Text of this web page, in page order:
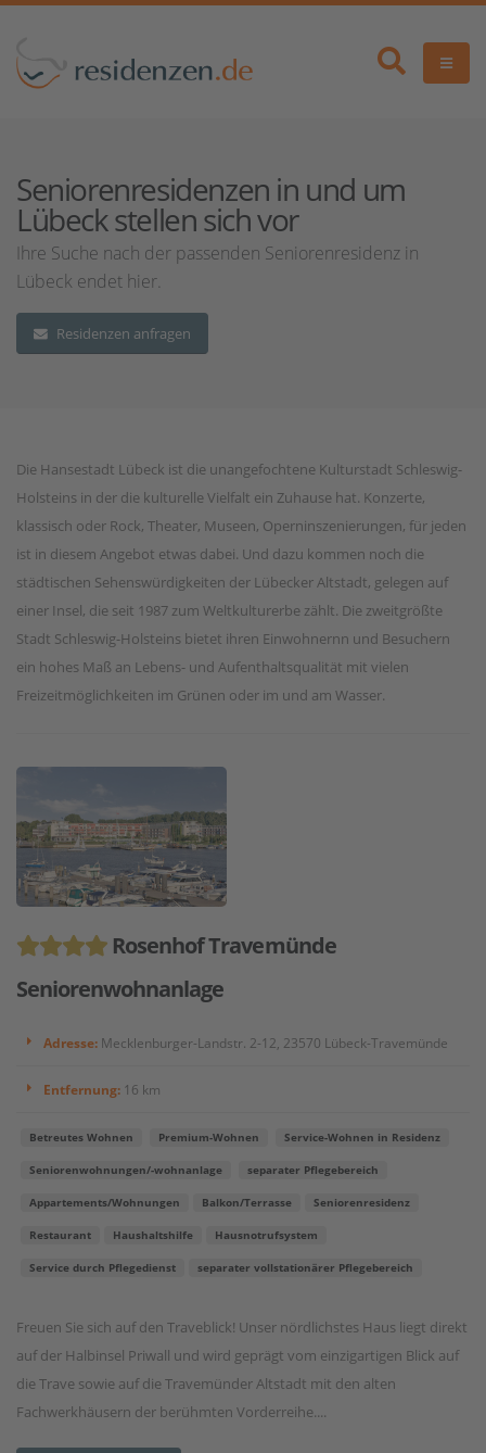
Seniorenresidenzen in und um
Lübeck stellen sich vor
Ihre Suche nach der passenden Seniorenresidenz in
Lübeck endet hier.
Residenzen anfragen
Die Hansestadt Lübeck ist die unangefochtene Kulturstadt Schleswig-
Holsteins in der die kulturelle Vielfalt ein Zuhause hat. Konzerte,
klassisch oder Rock, Theater, Museen, Operninszenierungen, für jeden
ist in diesem Angebot etwas dabei. Und dazu kommen noch die
städtischen Sehenswürdigkeiten der Lübecker Altstadt, gelegen auf
einer Insel, die seit 1987 zum Weltkulturerbe zählt. Die zweitgrößte
Stadt Schleswig-Holsteins bietet ihren Einwohnernn und Besuchern
ein hohes Maß an Lebens- und Aufenthaltsqualität mit vielen
Freizeitmöglichkeiten im Grünen oder im und am Wasser.
Rosenhof Travemünde
Seniorenwohnanlage
Adresse: Mecklenburger-Landstr. 2-12, 23570 Lübeck-Travemünde
Entfernung: 16 km
Betreutes Wohnen Premium-Wohnen Service-Wohnen in Residenz
Seniorenwohnungen/-wohnanlage separater Pflegebereich
Appartements/Wohnungen Balkon/Terrasse Seniorenresidenz
Restaurant Haushaltshilfe Hausnotrufsystem
Service durch Pflegedienst separater vollstationärer Pflegebereich
Freuen Sie sich auf den Traveblick! Unser nördlichstes Haus liegt direkt
auf der Halbinsel Priwall und wird geprägt vom einzigartigen Blick auf
die Trave sowie auf die Travemünder Altstadt mit den alten
Fachwerkhäusern der berühmten Vorderreihe....